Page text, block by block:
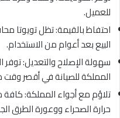
للعميل.
احتفاظ بالقيمة: تظل تويوتا
البيع بعد أعوام من الاستخدام.
سهولة الإصلاح والتعديل:
المملكة للصيانة في أقصر
تلاؤم مع أجواء المملكة:
حرارة الصحراء ووعورة الطرق